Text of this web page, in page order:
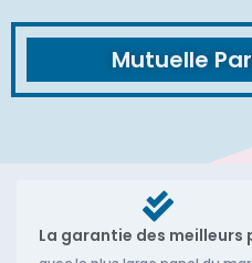
Mutuelle
La garantie des meilleurs